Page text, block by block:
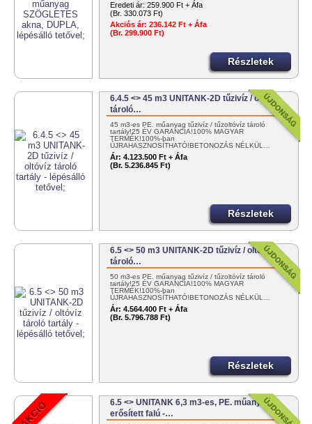
Eredeti ár: 259.900 Ft + Áfa
(Br. 330.073 Ft)
Akciós ár: 236.142 Ft + Áfa
(Br. 299.900 Ft)
Részletek
6.4.5 <> 45 m3 UNITANK-2D tűzivíz / oltóvíz
tároló…
45 m3-es PE. műanyag tűzivíz / tűzoltóvíz tároló
tartály!25 ÉV GARANCIA!100% MAGYAR
TERMÉK!100%-ban
ÚJRAHASZNOSÍTHATÓ!BETONOZÁS NÉLKÜL…
Ár: 4.123.500 Ft + Áfa
(Br. 5.236.845 Ft)
Részletek
6.5 <> 50 m3 UNITANK-2D tűzivíz / oltóvíz
tároló…
50 m3-es PE. műanyag tűzivíz / tűzoltóvíz tároló
tartály!25 ÉV GARANCIA!100% MAGYAR
TERMÉK!100%-ban
ÚJRAHASZNOSÍTHATÓ!BETONOZÁS NÉLKÜL…
Ár: 4.564.400 Ft + Áfa
(Br. 5.796.788 Ft)
Részletek
6.5 <> UNITANK 6,3 m3-es, PE. műanyag,
erősített falú -…